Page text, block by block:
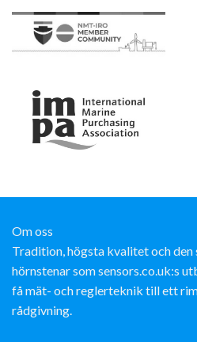
Om oss
Tradition, högsta kvalitet och den
hörnstenar som sensors.co.uk:s
få mät- och reglerteknik till ett
rådgivning.